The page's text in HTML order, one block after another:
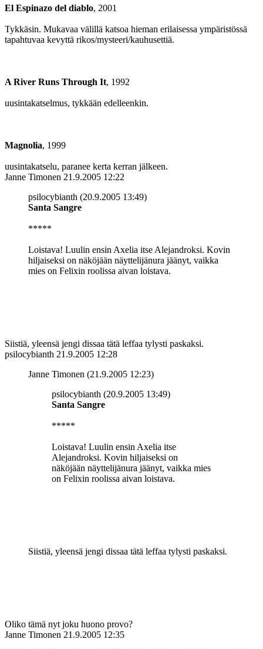
El Espinazo del diablo, 2001
Tykkäsin. Mukavaa välillä katsoa hieman erilaisessa ympäristössä
tapahtuvaa kevyttä rikos/mysteeri/kauhusettiä.
A River Runs Through It, 1992
uusintakatselmus, tykkään edelleenkin.
Magnolia, 1999
uusintakatselu, paranee kerta kerran jälkeen.
Janne Timonen 21.9.2005 12:22
psilocybianth (20.9.2005 13:49)
Santa Sangre
*****
Loistava! Luulin ensin Axelia itse Alejandroksi. Kovin
hiljaiseksi on näköjään näyttelijänura jäänyt, vaikka
mies on Felixin roolissa aivan loistava.
Siistiä, yleensä jengi dissaa tätä leffaa tylysti paskaksi.
psilocybianth 21.9.2005 12:28
Janne Timonen (21.9.2005 12:23)
psilocybianth (20.9.2005 13:49)
Santa Sangre
*****
Loistava! Luulin ensin Axelia itse
Alejandroksi. Kovin hiljaiseksi on
näköjään näyttelijänura jäänyt, vaikka mies
on Felixin roolissa aivan loistava.
Siistiä, yleensä jengi dissaa tätä leffaa tylysti paskaksi.
Oliko tämä nyt joku huono provo?
Janne Timonen 21.9.2005 12:35